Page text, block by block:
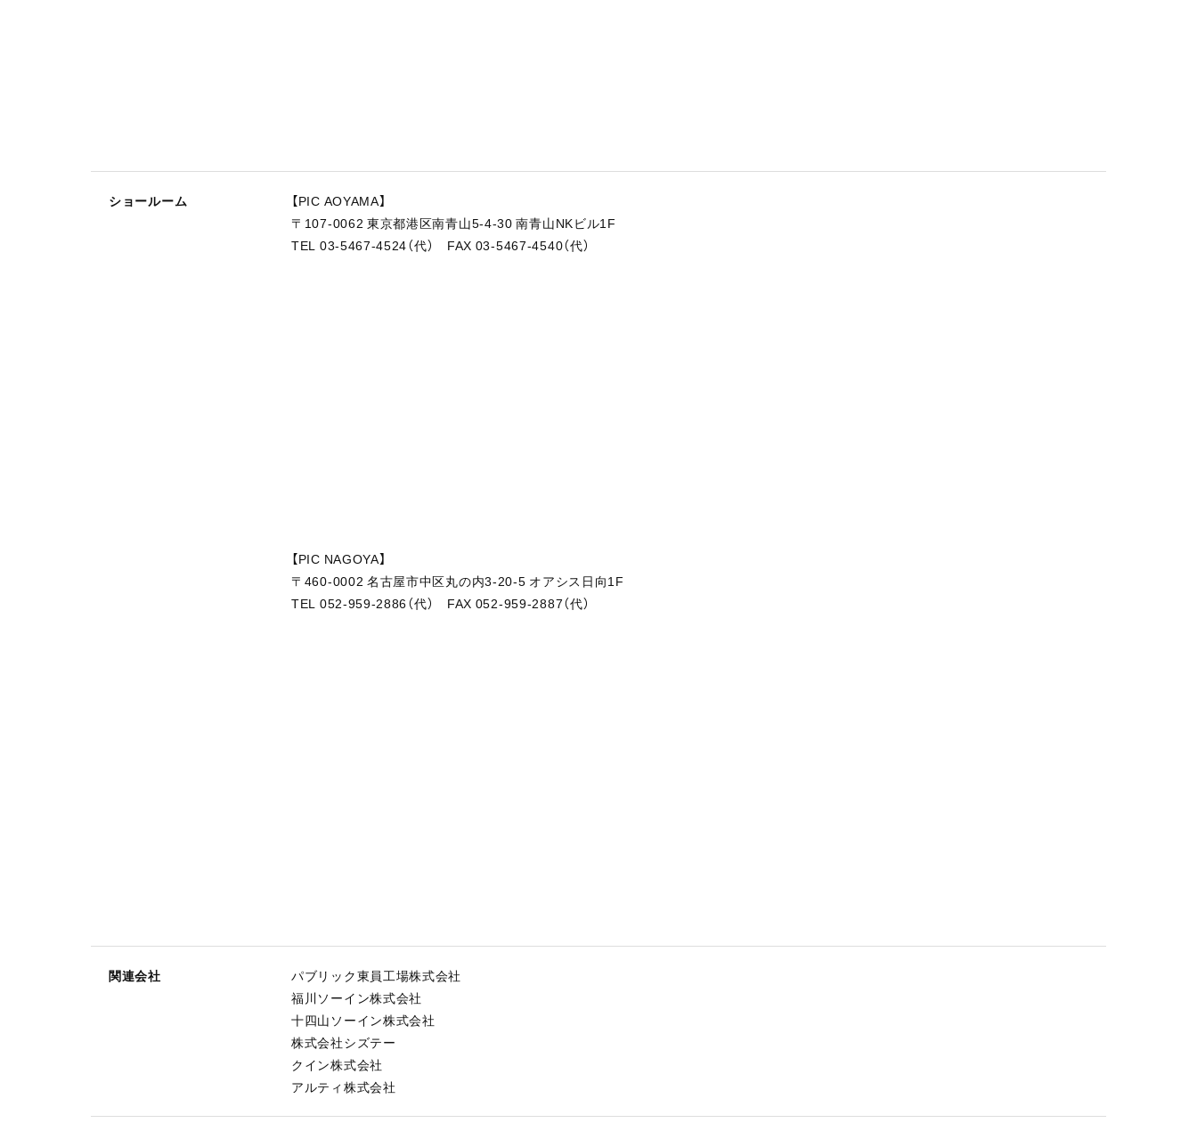
ショールーム
【PIC AOYAMA】
〒107-0062 東京都港区南青山5-4-30 南青山NKビル1F
TEL 03-5467-4524（代） FAX 03-5467-4540（代）
【PIC NAGOYA】
〒460-0002 名古屋市中区丸の内3-20-5 オアシス日向1F
TEL 052-959-2886（代） FAX 052-959-2887（代）
関連会社
パブリック東員工場株式会社
福川ソーイン株式会社
十四山ソーイン株式会社
株式会社シズテー
クイン株式会社
アルティ株式会社